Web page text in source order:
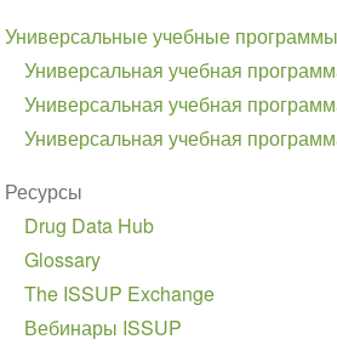
Универсальные учебные
Универсальная учебная
Универсальная учебная
Универсальная учебная
Ресурсы
Drug Data Hub
Glossary
The ISSUP Exchange
Вебинары ISSUP